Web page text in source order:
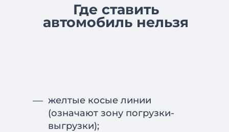
Где ставить
автомобиль нельзя
желтые косые линии
(означают зону погрузки-
выгрузки);